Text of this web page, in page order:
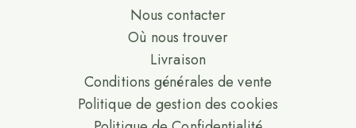
Nous contacter
Où nous trouver
Livraison
Conditions générales de vente
Politique de gestion des cookies